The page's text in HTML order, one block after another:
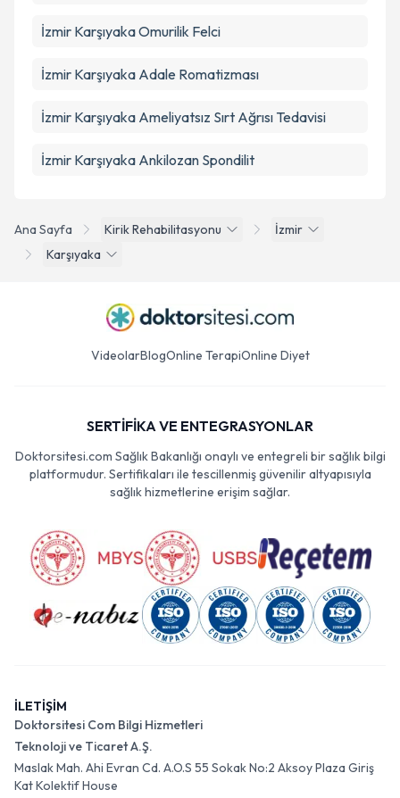
Ana Sayfa Kirik Rehabilitasyonu
İzmir
Karşıyaka
İzmir Karşıyaka Omurilik Felci
İzmir Karşıyaka Adale Romatizması
İzmir Karşıyaka Ameliyatsız Sırt Ağrısı Tedavisi
İzmir Karşıyaka Ankilozan Spondilit
VideolarBlogOnline TerapiOnline Diyet
SERTİFİKA VE ENTEGRASYONLAR
Doktorsitesi.com Sağlık Bakanlığı onaylı ve entegreli bir sağlık bilgi
platformudur. Sertifikaları ile tescillenmiş güvenilir altyapısıyla
sağlık hizmetlerine erişim sağlar.
İLETİŞİM
Doktorsitesi Com Bilgi Hizmetleri
Teknoloji ve Ticaret A.Ş.
Maslak Mah. Ahi Evran Cd. A.O.S 55 Sokak No:2 Aksoy Plaza Giriş
Kat Kolektif House